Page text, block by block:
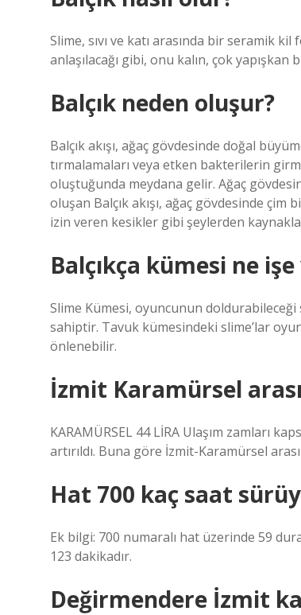
Slime, sıvı ve katı arasında bir seramik
anlaşılacağı gibi, onu kalın, çok
Balçık neden oluşur?
Balçık akışı, ağaç gövdesinde doğal
tırmalamaları veya etken bakterilerin
oluştuğunda meydana gelir. Ağaç
oluşan Balçık akışı, ağaç gövdesinde
izin veren kesikler gibi şeylerden
Balçıkça kümesi ne
Slime Kümesi, oyuncunun
sahiptir. Tavuk kümesindeki slime’lar
önlenebilir.
İzmit Karamürsel
KARAMÜRSEL 44 LİRA Ulaşım zamları
artırıldı. Buna göre İzmit-Karamürsel
Hat 700 kaç saat
Ek bilgi: 700 numaralı hat üzerinde 59
123 dakikadır.
Değirmendere İzmit